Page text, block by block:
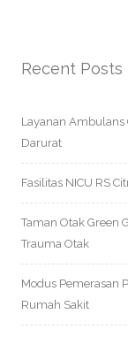
Recent Posts
Layanan Ambulans
Darurat
Fasilitas NICU RS
Taman Otak Green
Trauma Otak
Modus Pemerasan
Rumah Sakit